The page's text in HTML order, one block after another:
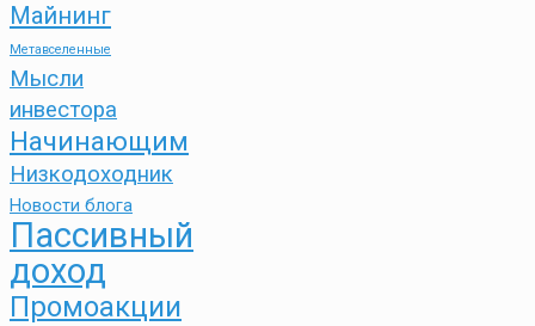
Майнинг
Метавселенные
Мысли
инвестора
Начинающим
Низкодоходник
Новости блога
Пассивный
доход
Промоакции